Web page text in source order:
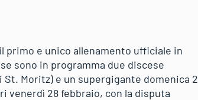
primo e unico allenamento ufficiale in
sono in programma due discese
St. Moritz) e un supergigante domenica 2
venerdì 28 febbraio, con la disputa